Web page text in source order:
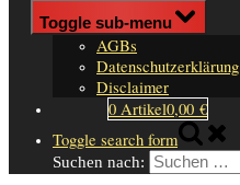
Impressum
Toggle sub-menu
AGBs
Datenschutzerklärung
Disclaimer
0 Artikel0,00 €
Toggle search form
Suchen nach: